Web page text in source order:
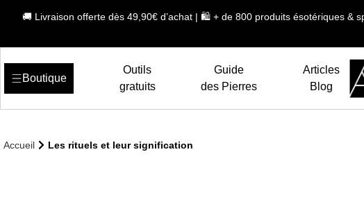
🚚 Livraison offerte dès 49,90€ d’achat | 🛍️ + de 800 produits ésotériques &
Boutique
Outils
gratuits
Guide
des Pierres
Articles
Blog
Accueil Les rituels et leur signification